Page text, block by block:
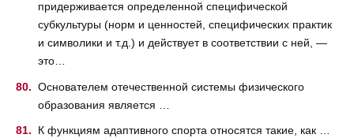
придерживается определенной специфической
субкультуры (норм и ценностей, специфических практик
и символики и т.д.) и действует в соответствии с ней, —
это…
Основателем отечественной системы физического
образования является …
К функциям адаптивного спорта относятся такие, как …